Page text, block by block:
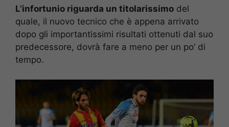
L’infortunio riguarda un titolarissimo del
quale, il nuovo tecnico che è appena arrivato
dopo gli importantissimi risultati ottenuti dal suo
predecessore, dovrà fare a meno per un po’ di
tempo.